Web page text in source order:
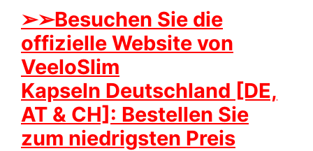
➢➢Besuchen Sie die
offizielle Website von
VeeloSlim
Kapseln Deutschland [DE,
AT & CH]: Bestellen Sie
zum niedrigsten Preis